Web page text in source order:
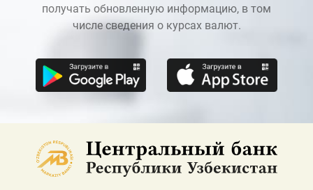
получать обновленную информацию, в том
числе сведения о курсах валют.